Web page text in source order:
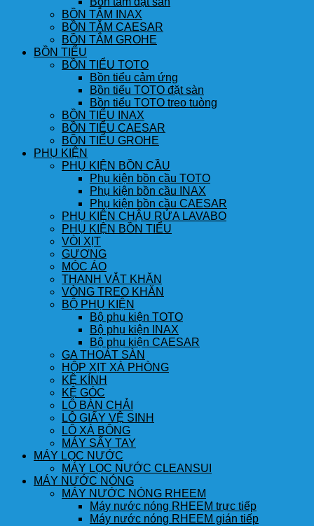
BỒN TẮM INAX
BỒN TẮM CAESAR
BỒN TẮM GROHE
BỒN TIỂU
BỒN TIỂU TOTO
Bồn tiểu cảm ứng
Bồn tiểu TOTO đặt sàn
Bồn tiểu TOTO treo tuòng
BỒN TIỂU INAX
BỒN TIỂU CAESAR
BỒN TIỂU GROHE
PHỤ KIỆN
PHỤ KIỆN BỒN CẦU
Phụ kiện bồn cầu TOTO
Phụ kiện bồn cầu INAX
Phụ kiện bồn cầu CAESAR
PHỤ KIỆN CHẬU RỬA LAVABO
PHỤ KIỆN BỒN TIỂU
VÒI XỊT
GƯƠNG
MÓC ÁO
THANH VẮT KHĂN
VÒNG TREO KHĂN
BỘ PHỤ KIỆN
Bộ phụ kiện TOTO
Bộ phụ kiện INAX
Bộ phụ kiện CAESAR
GA THOÁT SÀN
HỘP XỊT XÀ PHÒNG
KỆ KÍNH
KỆ GÓC
LÔ BÀN CHẢI
LÔ GIẤY VỆ SINH
LÔ XÀ BÔNG
MÁY SẤY TAY
MÁY LỌC NƯỚC
MÁY LỌC NƯỚC CLEANSUI
MÁY NƯỚC NÓNG
MÁY NƯỚC NÓNG RHEEM
Máy nước nóng RHEEM trực tiếp
Máy nước nóng RHEEM gián tiếp